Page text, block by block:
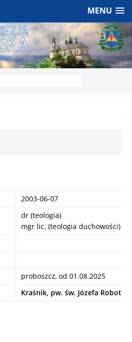
MENU
2003-06-07
dr (teologia)
mgr lic. (teologia duchowości)
proboszcz, od 01.08.2025
Kraśnik, pw. św. Józefa